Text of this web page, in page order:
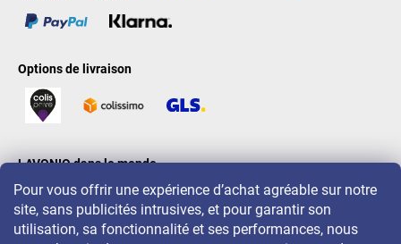
Pour vous offrir une expérience d’achat agréable sur notre
site, sans publicités intrusives, et pour garantir son
utilisation, sa fonctionnalité et ses performances, nous
Options de livraison
LAVONIO dans le monde